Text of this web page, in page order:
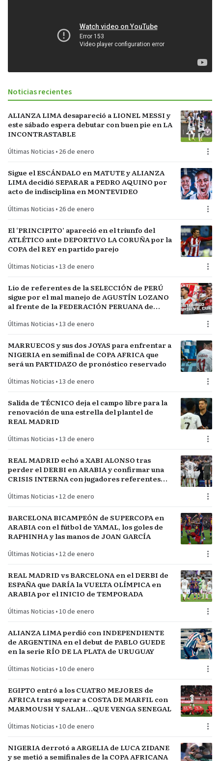
Noticias recientes
ALIANZA LIMA desapareció a LIONEL MESSI y
este sábado espera debutar con buen pie en LA
INCONTRASTABLE
Últimas Noticias • 26 de enero
Sigue el ESCÁNDALO en MATUTE y ALIANZA
LIMA decidió SEPARAR a PEDRO AQUINO por
acto de indisciplina en MONTEVIDEO
Últimas Noticias • 26 de enero
El ‘PRINCIPITO’ apareció en el triunfo del
ATLÉTICO ante DEPORTIVO LA CORUÑA por la
COPA del REY en partido parejo
Últimas Noticias • 13 de enero
Lío de referentes de la SELECCIÓN de PERÚ
sigue por el mal manejo de AGUSTÍN LOZANO
al frente de la FEDERACIÓN PERUANA de
Últimas Noticias • 13 de enero
MARRUECOS y sus dos JOYAS para enfrentar a
NIGERIA en semifinal de COPA AFRICA que
será un PARTIDAZO de pronóstico reservado
Últimas Noticias • 13 de enero
Salida de TÉCNICO deja el campo libre para la
renovación de una estrella del plantel de
REAL MADRID
Últimas Noticias • 13 de enero
REAL MADRID echó a XABI ALONSO tras
perder el DERBI en ARABIA y confirmar una
CRISIS INTERNA con jugadores referentes
Últimas Noticias • 12 de enero
BARCELONA BICAMPEÓN de SUPERCOPA en
ARABIA con el fútbol de YAMAL, los goles de
RAPHINHA y las manos de JOAN GARCÍA
Últimas Noticias • 12 de enero
REAL MADRID vs BARCELONA en el DERBI de
ESPAÑA que DARÍA la VUELTA OLÍMPICA en
ARABIA por el INICIO de TEMPORADA
Últimas Noticias • 10 de enero
ALIANZA LIMA perdió con INDEPENDIENTE
de ARGENTINA en el debut de PABLO GUEDE
en la serie RÍO DE LA PLATA de URUGUAY
Últimas Noticias • 10 de enero
EGIPTO entró a los CUATRO MEJORES de
AFRICA tras superar a COSTA DE MARFIL con
MARMOUSH Y SALAH…QUE VENGA SENEGAL
Últimas Noticias • 10 de enero
NIGERIA derrotó a ARGELIA de LUCA ZIDANE
y se metió a semifinales de la COPA AFRICANA